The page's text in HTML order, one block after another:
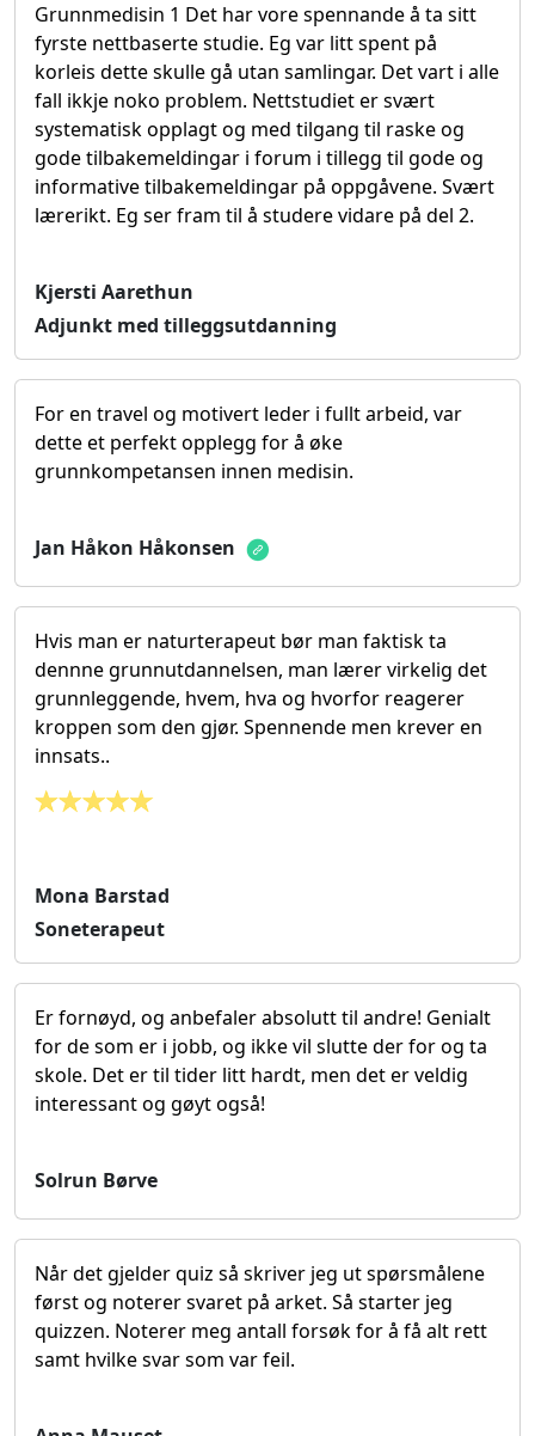
Grunnmedisin 1 Det har vore spennande å ta sitt
fyrste nettbaserte studie. Eg var litt spent på
korleis dette skulle gå utan samlingar. Det vart i alle
fall ikkje noko problem. Nettstudiet er svært
systematisk opplagt og med tilgang til raske og
gode tilbakemeldingar i forum i tillegg til gode og
informative tilbakemeldingar på oppgåvene. Svært
lærerikt. Eg ser fram til å studere vidare på del 2.
Kjersti Aarethun
Adjunkt med tilleggsutdanning
For en travel og motivert leder i fullt arbeid, var
dette et perfekt opplegg for å øke
grunnkompetansen innen medisin.
Jan Håkon Håkonsen
Hvis man er naturterapeut bør man faktisk ta
dennne grunnutdannelsen, man lærer virkelig det
grunnleggende, hvem, hva og hvorfor reagerer
kroppen som den gjør. Spennende men krever en
innsats..
Mona Barstad
Soneterapeut
Er fornøyd, og anbefaler absolutt til andre! Genialt
for de som er i jobb, og ikke vil slutte der for og ta
skole. Det er til tider litt hardt, men det er veldig
interessant og gøyt også!
Solrun Børve
Når det gjelder quiz så skriver jeg ut spørsmålene
først og noterer svaret på arket. Så starter jeg
quizzen. Noterer meg antall forsøk for å få alt rett
samt hvilke svar som var feil.